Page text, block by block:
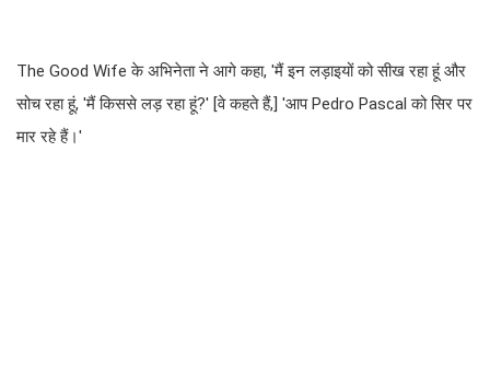
The Good Wife के अभिनेता ने आगे कहा, 'मैं इन लड़ाइयों को सीख रहा हूं और
सोच रहा हूं, 'मैं किससे लड़ रहा हूं?' [वे कहते हैं,] 'आप Pedro Pascal को सिर पर
मार रहे हैं।'